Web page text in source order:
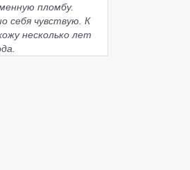
пломбу.
себя чувствую. К
несколько лет